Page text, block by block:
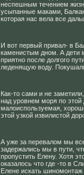
неспешным течением
усыпанные маками,
которая нас вела все
И вот первый привал- в
каменистым дном. А дети
приятно после долгого
леденящую воду.
Как-то сами и не
над уровнем моря по этой
малоиспользуемая,
этой узкой извилистой
А уже за перевалом мы
задержались мы в пути,
пропустить Елену. Хотя
оказалось что где -то в
Елене искать шиномонтаж